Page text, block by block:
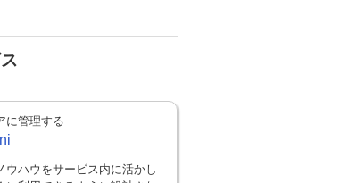
に管理する
ウハウをサービス内に活かし